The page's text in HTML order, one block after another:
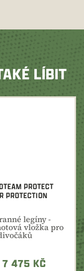
LÍBIT
PROTECT
PROTECTION
legíny -
vložka pro
7 475 KČ